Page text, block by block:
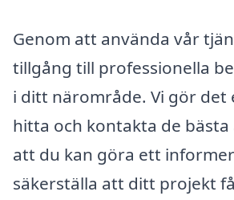
Genom att använda vår
tillgång till professionella
i ditt närområde. Vi gör det
hitta och kontakta de
att du kan göra ett
säkerställa att ditt projekt